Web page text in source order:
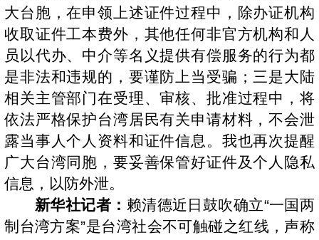
大台胞，在申领上述证件过程中，除办证机构
收取证件工本费外，其他任何非官方机构和人
员以代办、中介等名义提供有偿服务的行为都
是非法和违规的，要谨防上当受骗；三是大陆
相关主管部门在受理、审核、批准过程中，将
依法严格保护台湾居民有关申请材料，不会泄
露当事人个人资料和证件信息。我也再次提醒
广大台湾同胞，要妥善保管好证件及个人隐私
信息，以防外泄。
新华社记者： 赖清德近日鼓吹确立“一国两
制台湾方案”是台湾社会不可触碰之红线，声称